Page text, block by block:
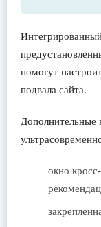
помогут
подвала сайта.
Дополнительные
окно